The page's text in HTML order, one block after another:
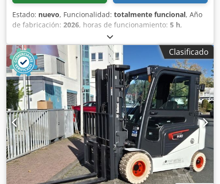
Estado: nuevo, Funcionalidad: totalmente funcional, Año
de fabricación: 2026, horas de funcionamiento: 5 h,
1.200 kg, altura de elevación:
mm, tipo de combustible:eléctrico, tipo de mástil:dúplex,
altura de construcción: 2.150 mm
, longitud de la horquilla:
1.150 mm
, peso en vacío: 585 kg, longitud total:1.710 mm
tipo de accionamiento: Elektro , ancho de construcción:
800 mm , Apilador Centro de carga: 600 mm Ancho de
horquillas: 180 mm Grosor de horquillas: 60 mm Tipo de
mástil: Dúplex Estado: Nuevo Estado técnico: Nuevo Tipo
de neumático delantero: Poliuretano Estado del neumático
delantero: 80 - 100% Tipo de neumático trasero:
Poliuretano Estado del neumático trasero: 80 - 100%
Batería Voltios: 24V Batería Ah: 60Ah Tipo de batería: Ion
de litio Año de fabricación de la batería: 2026 Estado de la
batería: 80 - 100% Csdpfx Agsy Uz Sqjgeha Certificado CE,
Batería de ion de litio libre de mantenimiento 24 V
Clasificado